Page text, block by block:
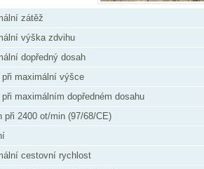
zátěž
výška zdvihu
dopředný dosah
při maximální výšce
maximálním dopředném dosahu
při 2400 ot/min (97/68/CE)
cestovní rychlost